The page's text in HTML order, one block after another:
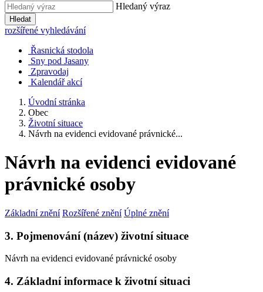
Hledaný výraz
Hledat
rozšířené vyhledávání
Řasnická stodola
Sny pod Jasany
Zpravodaj
Kalendář akcí
Úvodní stránka
Obec
Životní situace
Návrh na evidenci evidované právnické...
Návrh na evidenci evidované
právnické osoby
Základní znění Rozšířené znění Úplné znění
3. Pojmenování (název) životní situace
Návrh na evidenci evidované právnické osoby
4. Základní informace k životní situaci